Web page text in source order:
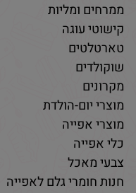
ממרחים ומליות
קישוטי עוגה
טארטלטים
שוקולדים
מקרונים
מוצרי יום-הולדת
מוצרי אפייה
כלי אפייה
צבעי מאכל
חנות חומרי גלם לאפייה